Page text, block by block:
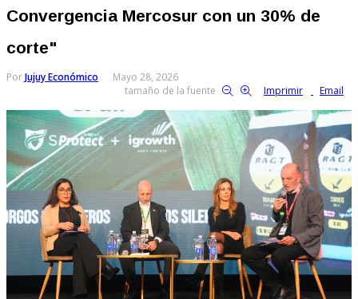
Convergencia Mercosur con un 30% de
corte"
PorJujuy Económico
Mayo 28, 2026
tamaño de la fuente
Imprimir Email